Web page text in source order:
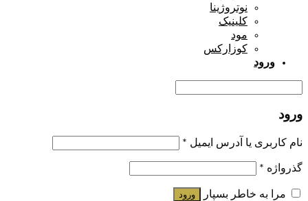
نوتروژینا
کلینیک
مود
کوزارکس
ورود
ورود
نام کاربری یا آدرس ایمیل *
گذرواژه *
مرا به خاطر بسپار ورود